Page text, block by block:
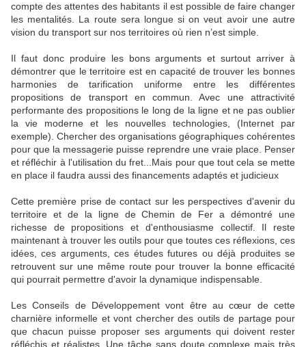
compte des attentes des habitants il est possible de faire changer
les mentalités. La route sera longue si on veut avoir une autre
vision du transport sur nos territoires où rien n’est simple.
Il faut donc produire les bons arguments et surtout arriver à
démontrer que le territoire est en capacité de trouver les bonnes
harmonies de tarification uniforme entre les différentes
propositions de transport en commun. Avec une attractivité
performante des propositions le long de la ligne et ne pas oublier
la vie moderne et les nouvelles technologies, (Internet par
exemple). Chercher des organisations géographiques cohérentes
pour que la messagerie puisse reprendre une vraie place. Penser
et réfléchir à l'utilisation du fret...Mais pour que tout cela se mette
en place il faudra aussi des financements adaptés et judicieux
Cette première prise de contact sur les perspectives d'avenir du
territoire et de la ligne de Chemin de Fer a démontré une
richesse de propositions et d'enthousiasme collectif. Il reste
maintenant à trouver les outils pour que toutes ces réflexions, ces
idées, ces arguments, ces études futures ou déjà produites se
retrouvent sur une même route pour trouver la bonne efficacité
qui pourrait permettre d'avoir la dynamique indispensable.
Les Conseils de Développement vont être au cœur de cette
charnière informelle et vont chercher des outils de partage pour
que chacun puisse proposer ses arguments qui doivent rester
réfléchis et réalistes. Une tâche sans doute complexe mais très